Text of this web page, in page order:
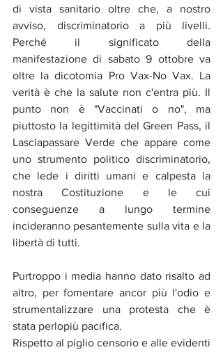
di vista sanitario oltre che, a nostro
avviso, discriminatorio a più livelli.
Perché il significato della
manifestazione di sabato 9 ottobre va
oltre la dicotomia Pro Vax-No Vax. La
verità è che la salute non c'entra più. Il
punto non è "Vaccinati o no", ma
piuttosto la legittimità del Green Pass, il
Lasciapassare Verde che appare come
uno strumento politico discriminatorio,
che lede i diritti umani e calpesta la
nostra Costituzione e le cui
conseguenze a lungo termine
incideranno pesantemente sulla vita e la
libertà di tutti.
Purtroppo i media hanno dato risalto ad
altro, per fomentare ancor più l'odio e
strumentalizzare una protesta che è
stata perlopiù pacifica.
Rispetto al piglio censorio e alle evidenti